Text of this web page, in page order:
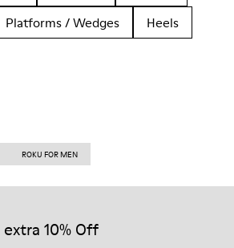
Platforms / Wedges Heels
ROKU FOR MEN
10% Off